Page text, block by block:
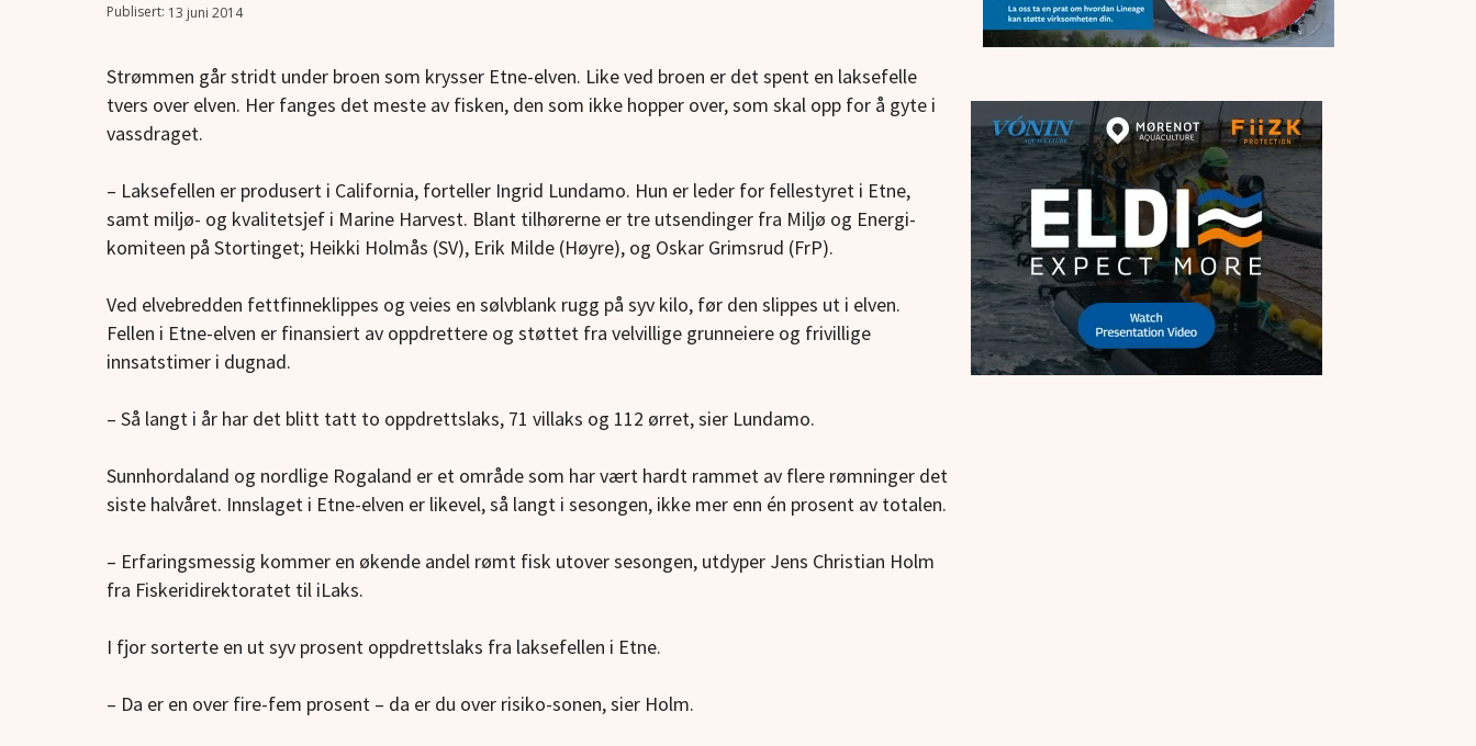
13 juni 2014
Strømmen går stridt under broen som krysser Etne-elven. Like ved broen er det spent en laksefelle
tvers over elven. Her fanges det meste av fisken, den som ikke hopper over, som skal opp for å gyte i
vassdraget.
– Laksefellen er produsert i California, forteller Ingrid Lundamo. Hun er leder for fellestyret i Etne,
samt miljø- og kvalitetsjef i Marine Harvest. Blant tilhørerne er tre utsendinger fra Miljø og Energi-
komiteen på Stortinget; Heikki Holmås (SV), Erik Milde (Høyre), og Oskar Grimsrud (FrP).
Ved elvebredden fettfinneklippes og veies en sølvblank rugg på syv kilo, før den slippes ut i elven.
Fellen i Etne-elven er finansiert av oppdrettere og støttet fra velvillige grunneiere og frivillige
innsatstimer i dugnad.
– Så langt i år har det blitt tatt to oppdrettslaks, 71 villaks og 112 ørret, sier Lundamo.
Sunnhordaland og nordlige Rogaland er et område som har vært hardt rammet av flere rømninger det
siste halvåret. Innslaget i Etne-elven er likevel, så langt i sesongen, ikke mer enn én prosent av totalen.
– Erfaringsmessig kommer en økende andel rømt fisk utover sesongen, utdyper Jens Christian Holm
fra Fiskeridirektoratet til iLaks.
I fjor sorterte en ut syv prosent oppdrettslaks fra laksefellen i Etne.
– Da er en over fire-fem prosent – da er du over risiko-sonen, sier Holm.